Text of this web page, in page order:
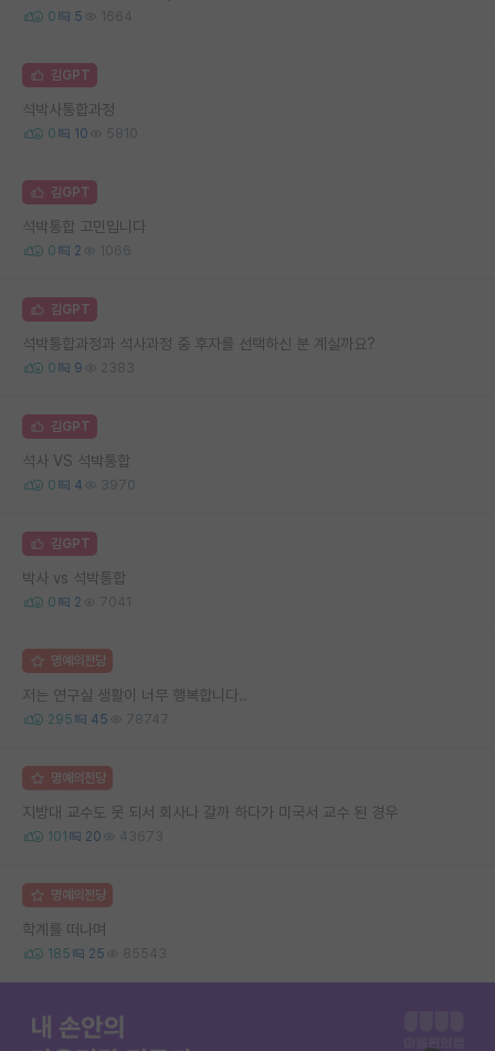
0 5 1664
김GPT
석박사통합과정
0 10 5810
김GPT
석박통합 고민입니다
0 2 1066
김GPT
석박통합과정과 석사과정 중 후자를 선택하신 분 계실까요?
0 9 2383
김GPT
석사 VS 석박통합
0 4 3970
김GPT
박사 vs 석박통합
0 2 7041
명예의전당
저는 연구실 생활이 너무 행복합니다..
295 45 78747
명예의전당
지방대 교수도 못 되서 회사나 갈까 하다가 미국서 교수 된 경우
101 20 43673
명예의전당
학계를 떠나며
185 25 85543